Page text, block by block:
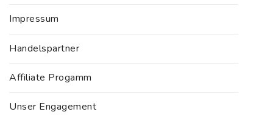
Impressum
Handelspartner
Affiliate Progamm
Unser Engagement